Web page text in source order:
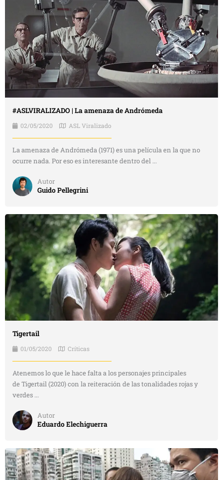
#ASLVIRALIZADO | La amenaza de Andrómeda
02/05/2020 ASL Viralizado
La amenaza de Andrómeda (1971) es una película en la que no
ocurre nada. Por eso es interesante dentro del ...
Autor
Guido Pellegrini
Tigertail
01/05/2020 Críticas
Atenemos lo que le hace falta a los personajes principales
de Tigertail (2020) con la reiteración de las tonalidades rojas y
verdes ...
Autor
Eduardo Elechiguerra